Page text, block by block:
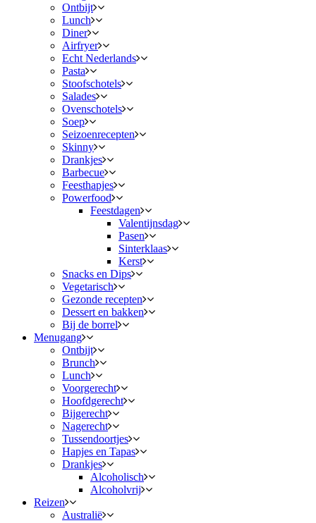
Ontbijt
Lunch
Diner
Airfryer
Echt Nederlands
Pasta
Stoofschotels
Salades
Ovenschotels
Soep
Seizoenrecepten
Skinny
Drankjes
Barbecue
Feesthapjes
Powerfood
Feestdagen
Valentijnsdag
Pasen
Sinterklaas
Kerst
Snacks en Dips
Vegetarisch
Gezonde recepten
Dessert en bakken
Bij de borrel
Menugang
Ontbijt
Brunch
Lunch
Voorgerecht
Hoofdgerecht
Bijgerecht
Nagerecht
Tussendoortjes
Hapjes en Tapas
Drankjes
Alcoholisch
Alcoholvrij
Reizen
Australië